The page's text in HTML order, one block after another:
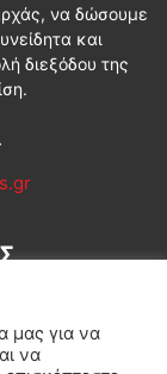
να δώσουμε
και
διεξόδου της
μας για να
να